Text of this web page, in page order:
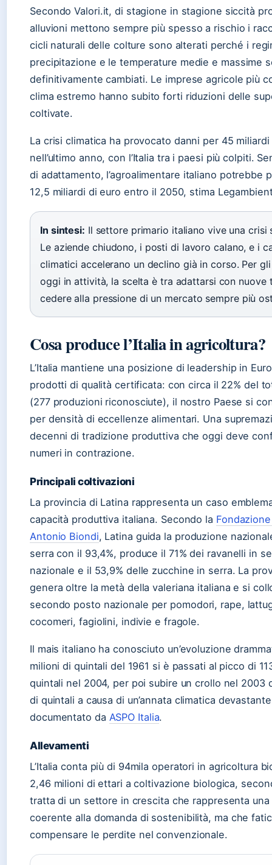
Secondo Valori.it, di stagione in stagione siccità
alluvioni mettono sempre più spesso a rischio i
cicli naturali delle colture sono alterati perché i
precipitazione e le temperature medie e massime
definitivamente cambiati. Le imprese agricole più
clima estremo hanno subito forti riduzioni delle
coltivate.
La crisi climatica ha provocato danni per 45
nell’ultimo anno, con l’Italia tra i paesi più colpiti.
di adattamento, l’agroalimentare italiano potrebbe
12,5 miliardi di euro entro il 2050, stima
In sintesi: Il settore primario italiano vive una crisi
Le aziende chiudono, i posti di lavoro calano, e i
climatici accelerano un declino già in corso. Per
oggi in attività, la scelta è tra adattarsi con nuove
cedere alla pressione di un mercato sempre più
Cosa produce l’Italia in agricoltura?
L’Italia mantiene una posizione di leadership in
prodotti di qualità certificata: con circa il 22% del
(277 produzioni riconosciute), il nostro Paese si
per densità di eccellenze alimentari. Una
decenni di tradizione produttiva che oggi deve
numeri in contrazione.
Principali coltivazioni
La provincia di Latina rappresenta un caso
capacità produttiva italiana. Secondo la
Antonio Biondi, Latina guida la produzione
serra con il 93,4%, produce il 71% dei ravanelli in
nazionale e il 53,9% delle zucchine in serra. La
genera oltre la metà della valeriana italiana e si
secondo posto nazionale per pomodori, rape,
cocomeri, fagiolini, indivie e fragole.
Il mais italiano ha conosciuto un’evoluzione
milioni di quintali del 1961 si è passati al picco di
quintali nel 2004, per poi subire un crollo nel 2003
di quintali a causa di un’annata climatica
documentato da ASPO Italia.
Allevamenti
L’Italia conta più di 94mila operatori in agricoltura
2,46 milioni di ettari a coltivazione biologica,
tratta di un settore in crescita che rappresenta
coerente alla domanda di sostenibilità, ma che
compensare le perdite nel convenzionale.